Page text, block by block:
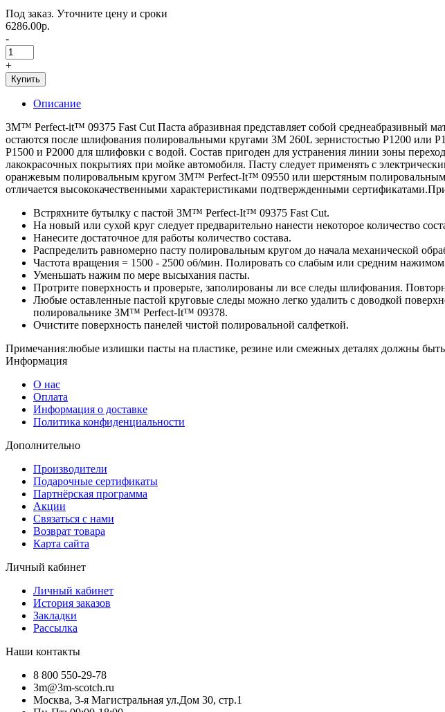
Под заказ. Уточните цену и сроки
6286.00р.
-
+
Купить
Описание
3M™ Perfect-it™ 09375 Fast Cut Паста абразивная представляет собой среднеабразивный
остаются после шлифования полировальными кругами 3M 260L зернистостью P1200 или
P1500 и P2000 для шлифовки с водой. Состав пригоден для устранения линии зоны
лакокрасочных покрытиях при мойке автомобиля. Пасту следует применять с
оранжевым полировальным кругом 3M™ Perfect-It™ 09550 или шерстяным
отличается высококачественными характеристиками подтвержденными
Встряхните бутылку с пастой 3M™ Perfect-It™ 09375 Fast Cut.
На новый или сухой круг следует предварительно нанести некоторое количество
Нанесите достаточное для работы количество состава.
Распределить равномерно пасту полировальным кругом до начала механической
Частота вращения = 1500 - 2500 об/мин. Полировать со слабым или средним
Уменьшать нажим по мере высыхания пасты.
Протрите поверхность и проверьте, заполированы ли все следы шлифования.
Любые оставленные пастой круговые следы можно легко удалить с доводкой
полировальнике 3M™ Perfect-It™ 09378.
Очистите поверхность панелей чистой полировальной салфеткой.
Примечания:любые излишки пасты на пластике, резине или смежных деталях должны
Информация
О нас
Оплата
Информация о доставке
Политика конфиденциальности
Дополнительно
Производители
Подарочные сертификаты
Партнёрская программа
Акции
Связаться с нами
Возврат товара
Карта сайта
Личный кабинет
Личный кабинет
История заказов
Закладки
Рассылка
Наши контакты
8 800 550-29-78
3m@3m-scotch.ru
Москва, 3-я Магистральная ул.Дом 30, стр.1